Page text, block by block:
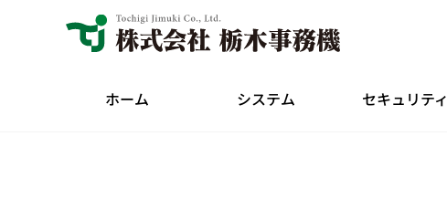
ホーム システム セキュリティ